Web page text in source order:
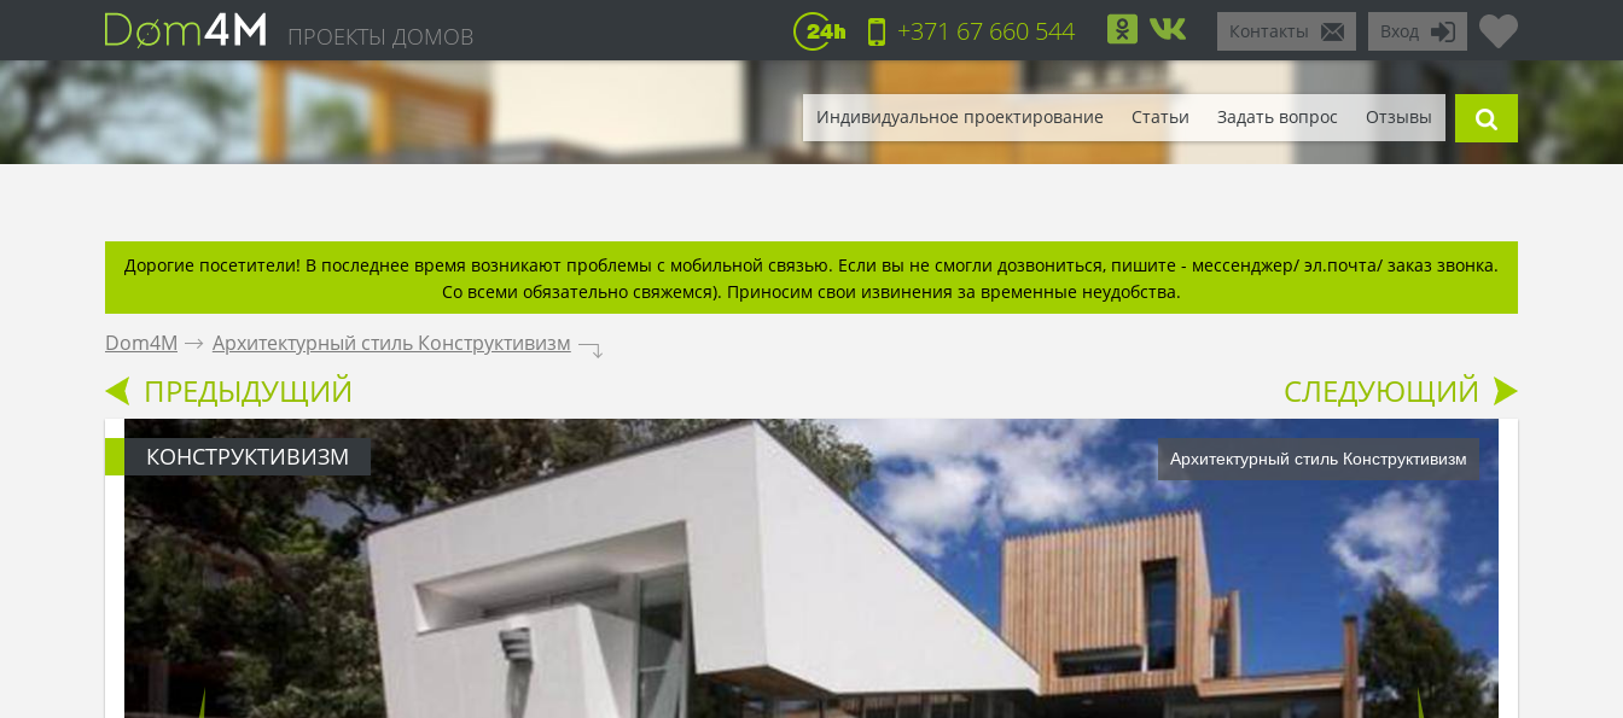
ПРОЕКТЫ ДОМОВ Вход
Контакты
+371 67 660 544
Индивидуальное проектирование Статьи Задать вопрос Отзывы
Дорогие посетители! В последнее время возникают проблемы с мобильной связью. Если вы не смогли дозвониться, пишите - мессенджер/ эл.почта/ заказ звонка.
Со всеми обязательно свяжемся). Приносим свои извинения за временные неудобства.
Dom4M . Архитектурный стиль Конструктивизм .
ПРЕДЫДУЩИЙ СЛЕДУЮЩИЙ
КОНСТРУКТИВИЗМ Архитектурный стиль Конструктивизм